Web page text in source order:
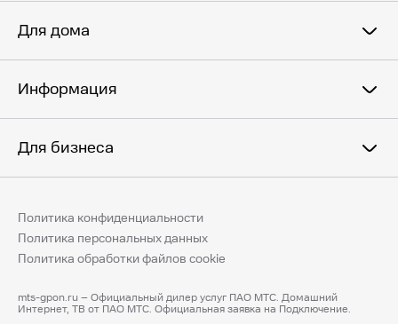
Для дома
Информация
Для бизнеса
Политика конфиденциальности
Политика персональных данных
Политика обработки файлов cookie
mts-gpon.ru – Официальный дилер услуг ПАО МТС. Домашний
Интернет, ТВ от ПАО МТС. Официальная заявка на Подключение.